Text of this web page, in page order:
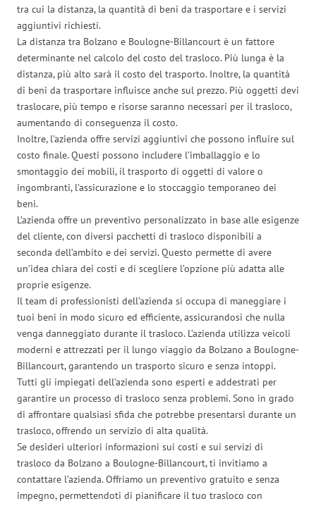
tra cui la distanza, la quantità di beni da trasportare e i servizi
aggiuntivi richiesti.
La distanza tra Bolzano e Boulogne-Billancourt è un fattore
determinante nel calcolo del costo del trasloco. Più lunga è la
distanza, più alto sarà il costo del trasporto. Inoltre, la quantità
di beni da trasportare influisce anche sul prezzo. Più oggetti devi
traslocare, più tempo e risorse saranno necessari per il trasloco,
aumentando di conseguenza il costo.
Inoltre, l’azienda offre servizi aggiuntivi che possono influire sul
costo finale. Questi possono includere l’imballaggio e lo
smontaggio dei mobili, il trasporto di oggetti di valore o
ingombranti, l’assicurazione e lo stoccaggio temporaneo dei
beni.
L’azienda offre un preventivo personalizzato in base alle esigenze
del cliente, con diversi pacchetti di trasloco disponibili a
seconda dell’ambito e dei servizi. Questo permette di avere
un’idea chiara dei costi e di scegliere l’opzione più adatta alle
proprie esigenze.
Il team di professionisti dell’azienda si occupa di maneggiare i
tuoi beni in modo sicuro ed efficiente, assicurandosi che nulla
venga danneggiato durante il trasloco. L’azienda utilizza veicoli
moderni e attrezzati per il lungo viaggio da Bolzano a Boulogne-
Billancourt, garantendo un trasporto sicuro e senza intoppi.
Tutti gli impiegati dell’azienda sono esperti e addestrati per
garantire un processo di trasloco senza problemi. Sono in grado
di affrontare qualsiasi sfida che potrebbe presentarsi durante un
trasloco, offrendo un servizio di alta qualità.
Se desideri ulteriori informazioni sui costi e sui servizi di
trasloco da Bolzano a Boulogne-Billancourt, ti invitiamo a
contattare l’azienda. Offriamo un preventivo gratuito e senza
impegno, permettendoti di pianificare il tuo trasloco con